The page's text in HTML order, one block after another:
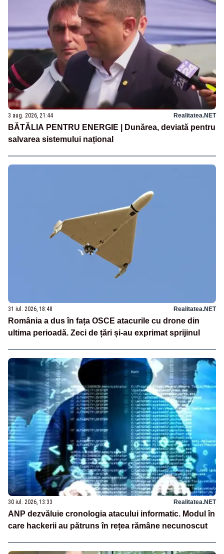
3 aug. 2026, 21:44 Realitatea.NET
BĂTĂLIA PENTRU ENERGIE | Dunărea, deviată pentru
salvarea sistemului național
31 iul. 2026, 18:48 Realitatea.NET
România a dus în fața OSCE atacurile cu drone din
ultima perioadă. Zeci de țări și-au exprimat sprijinul
30 iul. 2026, 13:33 Realitatea.NET
ANP dezvăluie cronologia atacului informatic. Modul în
care hackerii au pătruns în rețea rămâne necunoscut